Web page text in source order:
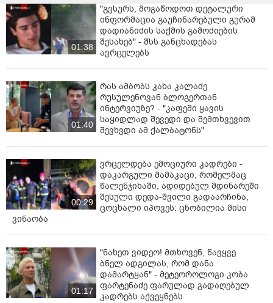
პირებისთვის, მათი ოჯახებისთვის დიდი წნეხია და
მათ ამ წნეხისგან თავის დაღწევის შესაძლებლობა
უნდა მიეცეთ.
ხორგუანმა ხაზგასმით აღნიშნა ისიც, რომ ფრაქცია
იყოს პირველი ნაბიჯი იმისკენ, რომ არსებული
პოლარიზაცია შემცირდეს. ხორგუანმა აქვე დასძინა,
რომ აქეთკენ პირველი ნაბიჯი უნდა გადადგას მან,
ვისაც მეტი ძალა გააჩნია.
01:38
"გვსურს, მოგაწოდოთ დეტალური
ინფორმაცია გაუჩინარებული გურამ
დადიანიძის საქმის გამოძიების
შესახებ" - შსს განცხადებას
ავრცელებს
01:40
რას ამბობს კახა კალაძე
რუსულენოვან ბლოგერთან
ინტერვიუზე? - "კაფეში ყავის
საყიდლად შევედი და შემთხვევით
შევხვდი ამ ქალბატონს"
00:29
ვრცელდება ემოციური კადრები -
დაკარგული მამაკაცი, რომელმაც
წალენჯიხაში, ადიდებულ მდინარეში
შესული დედა-შვილი გადაარჩინა,
ცოცხალი იპოვეს: ცნობილია მისი
ვინაობა
01:17
"ნახეთ ვიდეო! მთხოვენ, წავყვე
ბნელ ადგილას, რომ დანა
დამარტყან" - მეტეოროლოგი კობა
ფარტენაძე ფარულად გადაღებულ
კადრებს აქვეყნებს